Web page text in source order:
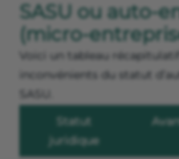
SASU ou auto-
(micro-
Voici un tableau
inconvénients du statut
SASU.
Statut
juridique